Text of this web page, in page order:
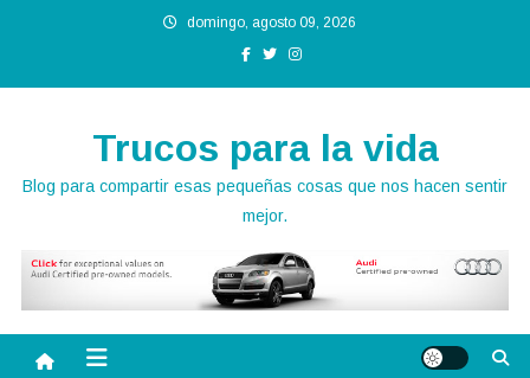
domingo, agosto 09, 2026
Trucos para la vida
Blog para compartir esas pequeñas cosas que nos hacen sentir
mejor.